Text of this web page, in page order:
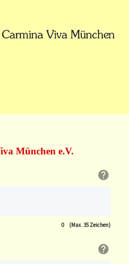
München e.V.
0 (Max. 35 Zeichen)